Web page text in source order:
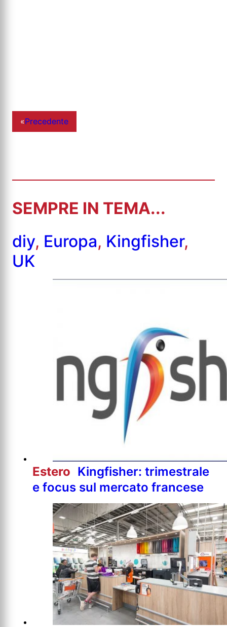
«Precedente
SEMPRE IN TEMA...
diy, Europa, Kingfisher,
UK
Estero Kingfisher: trimestrale
e focus sul mercato francese